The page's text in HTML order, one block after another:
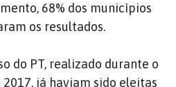
68% dos municípios
os resultados.
do PT, realizado durante o
já haviam sido eleitas